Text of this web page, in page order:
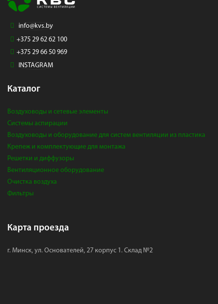
info@kvs.by
+375 29 62 62 100
+375 29 66 50 969
INSTAGRAM
Каталог
Воздуховоды и сетевые элементы
Системы аспирации
Воздуховоды и оборудование для систем вентиляции из пластика
Крепеж и комплектующие для монтажа
Решетки и диффузоры
Вентиляционное оборудование
Очистка воздуха
Фильтры
Карта проезда
г. Минск, ул. Основателей, 27 корпус 1. Склад №2